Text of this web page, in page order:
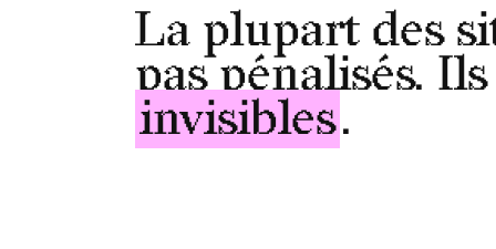
La plupart des
pas pénalisés.
invisibles.